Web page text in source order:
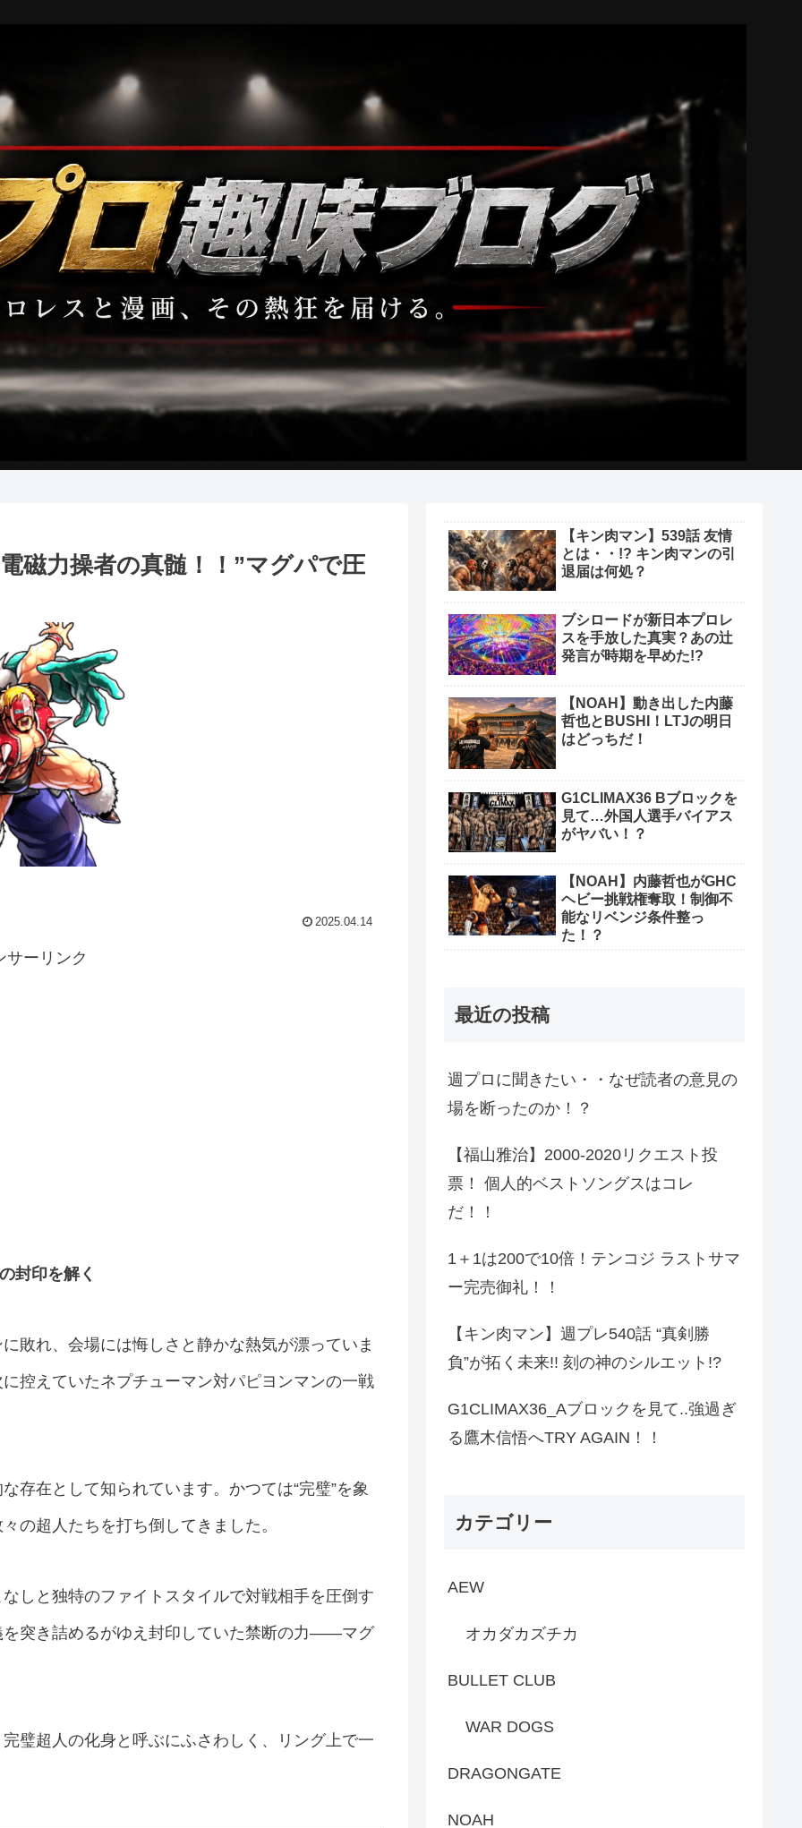
磁力操者の真髄！！”マグパで圧
2025.04.14
サーリンク
封印を解く
敗れ、会場には悔しさと静かな熱気が漂っていま
控えていたネプチューマン対パピヨンマンの一戦
存在として知られています。かつては“完璧”を象
の超人たちを打ち倒してきました。
しと独特のファイトスタイルで対戦相手を圧倒す
突き詰めるがゆえ封印していた禁断の力――マグ
璧超人の化身と呼ぶにふさわしく、リング上で一
【キン肉マン】539話 友情
とは・・!? キン肉マンの引
退届は何処？
ブシロードが新日本プロレ
スを手放した真実？あの辻
発言が時期を早めた!?
【NOAH】動き出した内藤
哲也とBUSHI！LTJの明日
はどっちだ！
G1CLIMAX36 Bブロックを
見て…外国人選手バイアス
がヤバい！？
【NOAH】内藤哲也がGHC
ヘビー挑戦権奪取！制御不
能なリベンジ条件整っ
た！？
最近の投稿
週プロに聞きたい・・なぜ読者の意見の
場を断ったのか！？
【福山雅治】2000-2020リクエスト投
票！ 個人的ベストソングスはコレ
だ！！
1＋1は200で10倍！テンコジ ラストサマ
ー完売御礼！！
【キン肉マン】週プレ540話 “真剣勝
負”が拓く未来!! 刻の神のシルエット!?
G1CLIMAX36_Aブロックを見て..強過ぎ
る鷹木信悟へTRY AGAIN！！
カテゴリー
AEW
オカダカズチカ
BULLET CLUB
WAR DOGS
DRAGONGATE
NOAH